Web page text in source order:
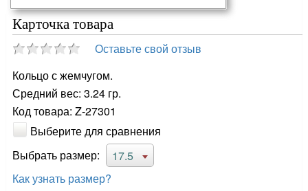
Карточка товара
Оставьте свой отзыв
Кольцо с жемчугом.
Средний вес: 3.24 гр.
Код товара: Z-27301
Выберите для сравнения
Выбрать размер:
17.5
Как узнать размер?